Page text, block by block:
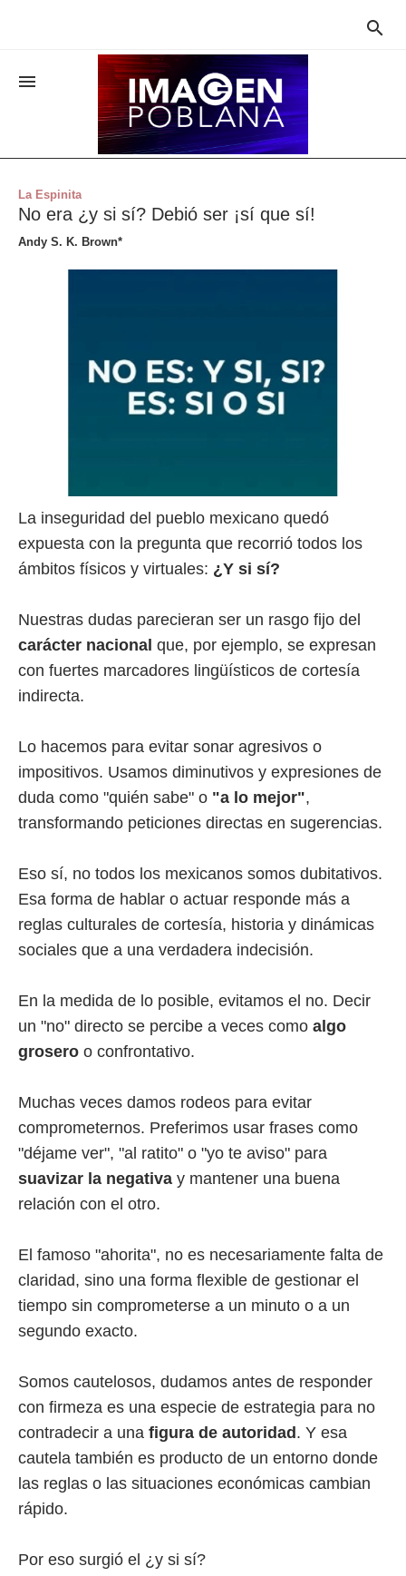


La Espinita
No era ¿y si sí? Debió ser ¡sí que sí!
Andy S. K. Brown*
La inseguridad del pueblo mexicano quedó
expuesta con la pregunta que recorrió todos los
ámbitos físicos y virtuales: ¿Y si sí?
Nuestras dudas parecieran ser un rasgo fijo del
carácter nacional que, por ejemplo, se expresan
con fuertes marcadores lingüísticos de cortesía
indirecta.
Lo hacemos para evitar sonar agresivos o
impositivos. Usamos diminutivos y expresiones de
duda como "quién sabe" o "a lo mejor",
transformando peticiones directas en sugerencias.
Eso sí, no todos los mexicanos somos dubitativos.
Esa forma de hablar o actuar responde más a
reglas culturales de cortesía, historia y dinámicas
sociales que a una verdadera indecisión.
En la medida de lo posible, evitamos el no. Decir
un "no" directo se percibe a veces como algo
grosero o confrontativo.
Muchas veces damos rodeos para evitar
comprometernos. Preferimos usar frases como
"déjame ver", "al ratito" o "yo te aviso" para
suavizar la negativa y mantener una buena
relación con el otro.
El famoso "ahorita", no es necesariamente falta de
claridad, sino una forma flexible de gestionar el
tiempo sin comprometerse a un minuto o a un
segundo exacto.
Somos cautelosos, dudamos antes de responder
con firmeza es una especie de estrategia para no
contradecir a una figura de autoridad . Y esa
cautela también es producto de un entorno donde
las reglas o las situaciones económicas cambian
rápido.
Por eso surgió el ¿y si sí?